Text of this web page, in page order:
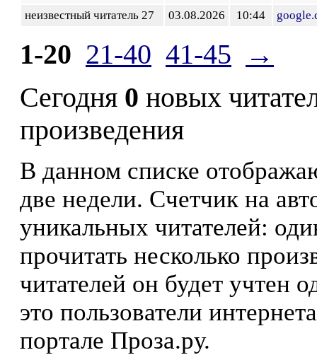
неизвестный читатель 27
03.08.2026 10:44
1-20 21-40 41-45
→
Сегодня 0 новых
произведения
В данном списке
две недели. Счетчик на
уникальных читателей:
прочитать несколько
читателей он будет учтен
это пользователи
портале Проза.ру.